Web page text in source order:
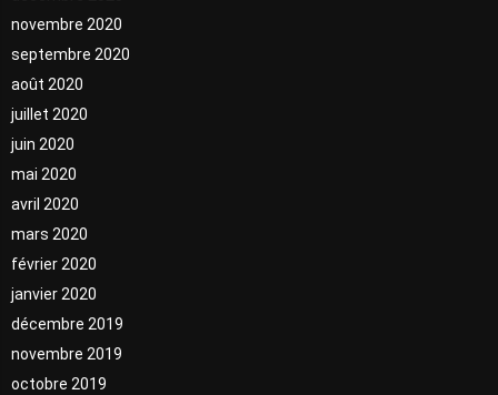
novembre 2020
septembre 2020
août 2020
juillet 2020
juin 2020
mai 2020
avril 2020
mars 2020
février 2020
janvier 2020
décembre 2019
novembre 2019
octobre 2019